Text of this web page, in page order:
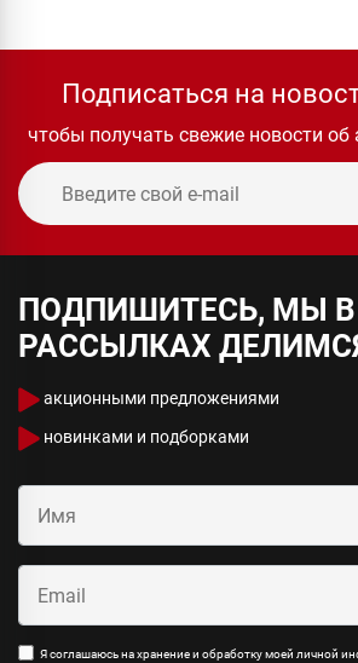
Подписаться на
чтобы получать свежие новости об
ПОДПИШИТЕСЬ, МЫ В
РАССЫЛКАХ
акционными предложениями
новинками и подборками
Я соглашаюсь на хранение и обработку моей личной